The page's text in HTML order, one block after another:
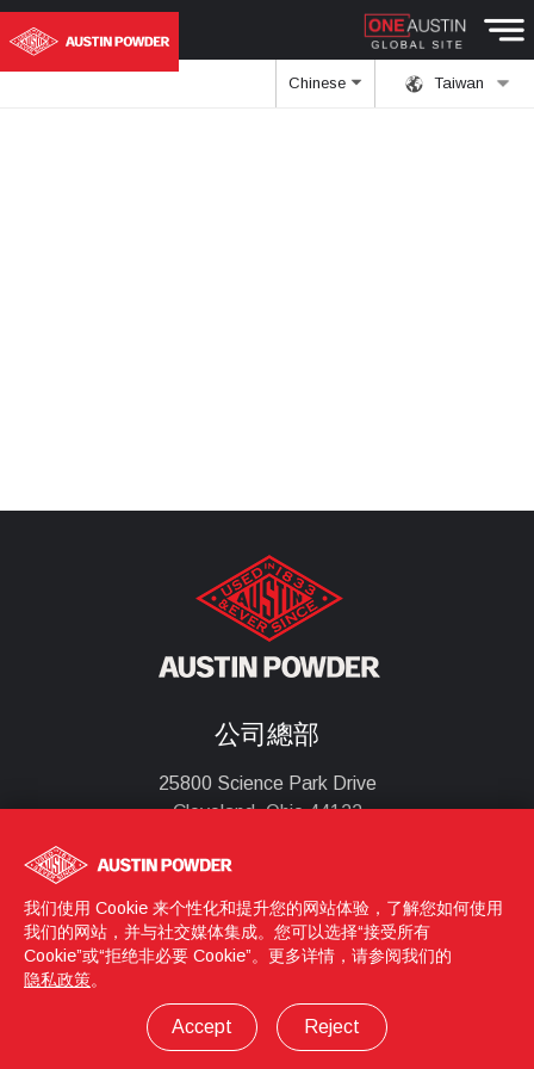
Taiwan
Chinese
公司總部
25800 Science Park Drive
Cleveland, Ohio 44122
(216) 464-2400
登錄 © 2026 Austin Powder
我们使用 Cookie 来个性化和提升您的网站体验，了解您如何使用
我们的网站，并与社交媒体集成。您可以选择“接受所有
Cookie”或“拒绝非必要 Cookie”。更多详情，请参阅我们的
隐私政策。